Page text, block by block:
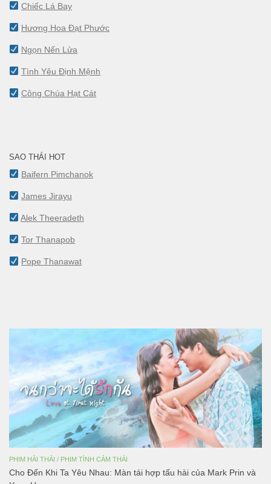
Chiếc Lá Bay
Hương Hoa Đạt Phước
Ngọn Nến Lửa
Tình Yêu Định Mệnh
Công Chúa Hạt Cát
SAO THÁI HOT
Baifern Pimchanok
James Jirayu
Alek Theeradeth
Tor Thanapob
Pope Thanawat
PHIM HÀI THÁI / PHIM TÌNH CẢM THÁI
Cho Đến Khi Ta Yêu Nhau: Màn tái hợp tấu hài của Mark Prin và